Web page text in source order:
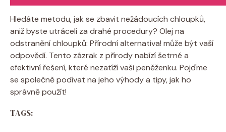
Hledáte metodu, jak se zbavit nežádoucích chloupků,
aniž byste utráceli za drahé procedury? Olej na
odstranění chloupků: Přírodní alternativa! může být vaší
odpovědí. Tento zázrak z přírody nabízí šetrné a
efektivní řešení, které nezatíží vaši peněženku. Pojďme
se společně podívat na jeho výhody a tipy, jak ho
správně použít!
TAGS: